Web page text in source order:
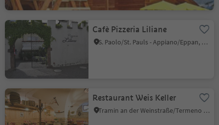
Cafè Pizzeria Liliane
S. Paolo/St. Pauls - Appiano/Eppan, Eppan an der Weinstaße/Appiano sulla Strada del Vino, Alto Adige Wine Road
Restaurant Weis Keller
Tramin an der Weinstraße/Termeno sulla Strada del Vino, Alto Adige Wine Road